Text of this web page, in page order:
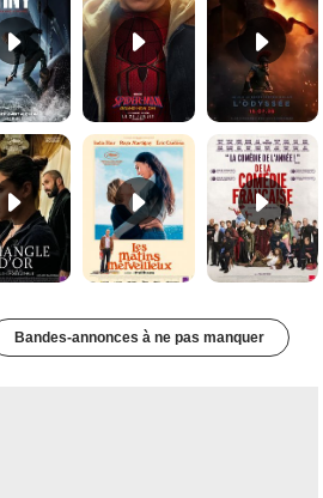
Le Triangle d'or Bande-annonce VF De la Comédie-Française Teaser VF
Bandes-annonces à ne pas manquer